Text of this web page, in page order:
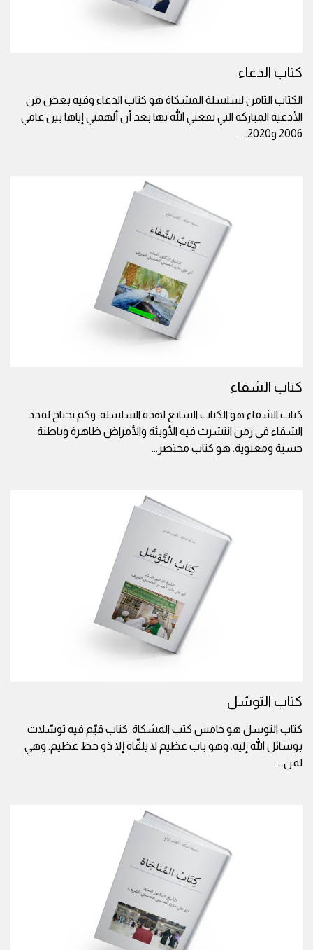
كتاب الدعاء
الكتاب الثامن لسلسلة المشكاة هو كتاب الدعاء وفيه بعض من
الأدعية المباركة التي نفعني الله بها بعد أن ألهمني إياها بين عامي
2006 و2020.
...
كتاب الشفاء
كتاب الشفاء هو الكتاب السابع لهذه السلسلة. وكم نحتاج لمدد
الشفاء في زمن انتشرت فيه الأوبئة والأمراض ظاهرة وباطنة
حسية ومعنوية. هو كتاب مختصر ...
كتاب التوسّل
كتاب التوسل هو خامس كتب المشكاة. كتاب قيّم فيه توسّلات
بوسائل الله إليه. وهو باب عظيم لا يلقّاه إلا ذو حظ عظيم. وهي
لمن...